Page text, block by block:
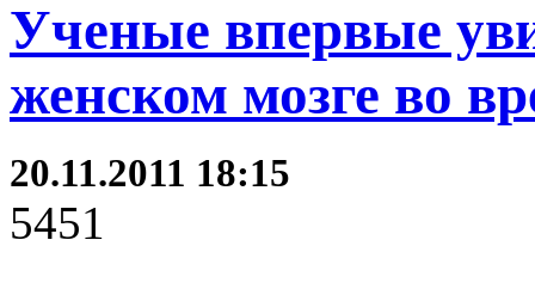
Ученые впервые
женском мозге во
20.11.2011 18:15
5451